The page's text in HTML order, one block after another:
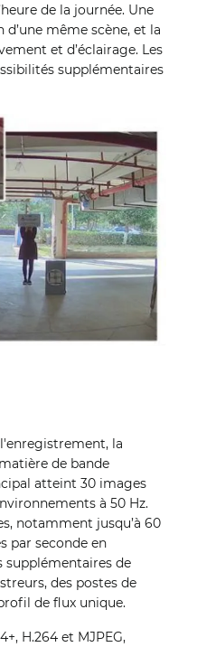
de la journée. Une
même scène, et la
et d’éclairage. Les
supplémentaires
la
de bande
atteint 30 images
à 50 Hz.
notamment jusqu’à 60
par seconde en
supplémentaires de
des postes de
de flux unique.
H.264 et MJPEG,